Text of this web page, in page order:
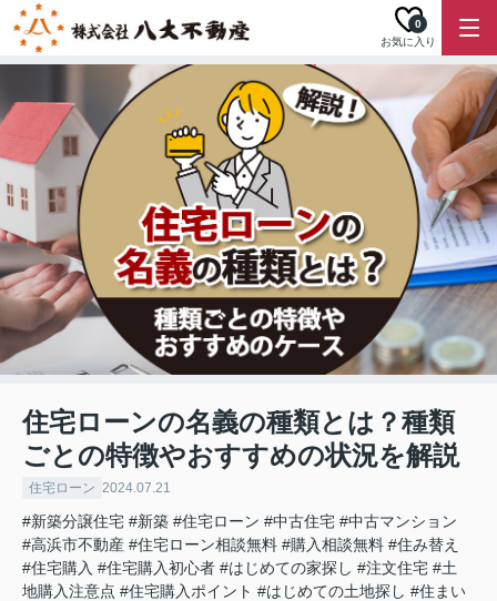
お気に入り
0
住宅ローンの名義の種類とは？種類
ごとの特徴やおすすめの状況を解説
住宅ローン 2024.07.21
#新築分譲住宅 #新築 #住宅ローン #中古住宅 #中古マンション
#高浜市不動産 #住宅ローン相談無料 #購入相談無料 #住み替え
#住宅購入 #住宅購入初心者 #はじめての家探し #注文住宅 #土
地購入注意点 #住宅購入ポイント #はじめての土地探し #住まい